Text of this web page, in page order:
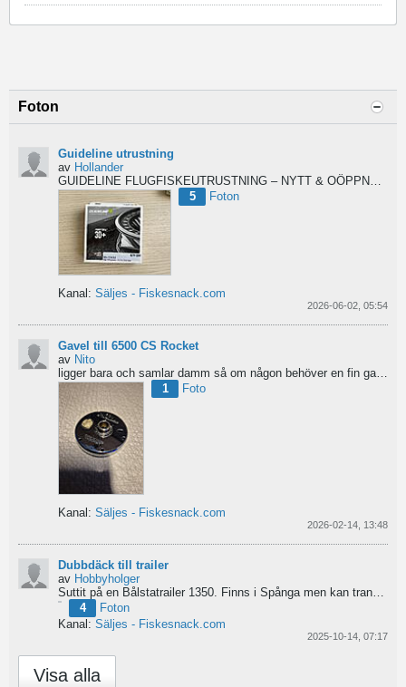
Foton
Guideline utrustning
av Hollander
GUIDELINE FLUGFISKEUTRUSTNING – NYTT & OÖPPNAT
5
Foton
Kanal: Säljes - Fiskesnack.com
2026-06-02, 05:54
Gavel till 6500 CS Rocket
av Nito
1
Foto
Kanal: Säljes - Fiskesnack.com
2026-02-14, 13:48
Dubbdäck till trailer
av Hobbyholger
Suttit på en Bålstatrailer 1350. Finns i Spånga men kan transporteras mot Linköping. 500kr
4
Foton
Kanal: Säljes - Fiskesnack.com
2025-10-14, 07:17
Visa alla